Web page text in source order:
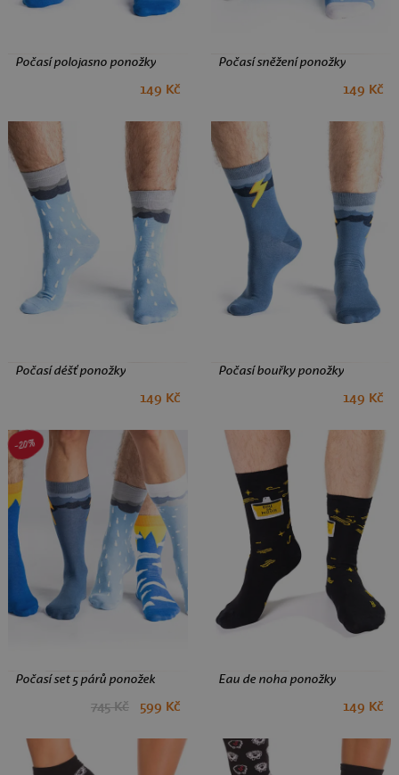
43-46
Počasí polojasno ponožky
149 Kč
43-46
Počasí sněžení ponožky
149 Kč
43-46
Počasí déšť ponožky
149 Kč
43-46
Počasí bouřky ponožky
149 Kč
-20%
35-38
Počasí set 5 párů ponožek
745 Kč
599 Kč 43-46
Eau de noha ponožky
149 Kč